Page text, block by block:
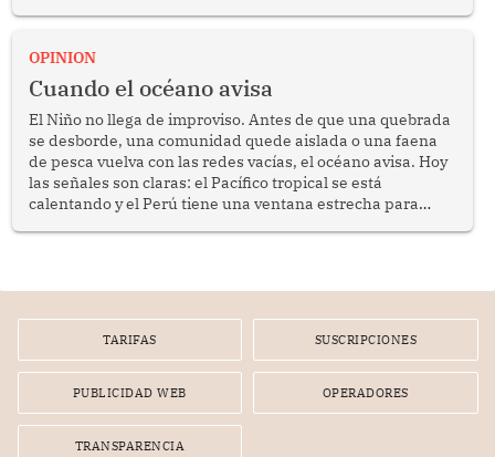
OPINION
Cuando el océano avisa
El Niño no llega de improviso. Antes de que una quebrada
se desborde, una comunidad quede aislada o una faena
de pesca vuelva con las redes vacías, el océano avisa. Hoy
las señales son claras: el Pacífico tropical se está
calentando y el Perú tiene una ventana estrecha para
TARIFAS SUSCRIPCIONES
PUBLICIDAD WEB OPERADORES
TRANSPARENCIA